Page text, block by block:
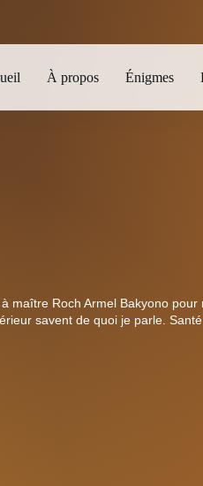
À propos Énigmes
maître Roch Armel Bakyono
savent de quoi je parle.